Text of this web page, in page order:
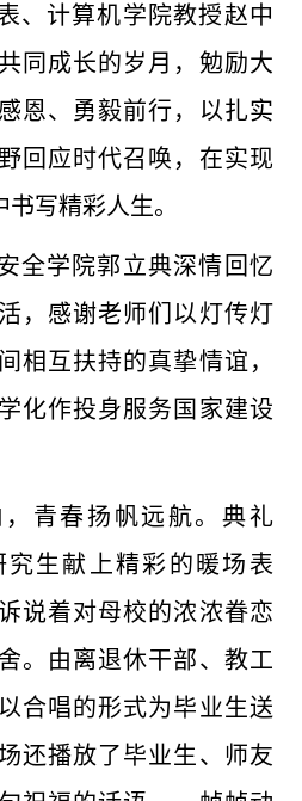
、计算机学院教授赵中
同成长的岁月，勉励大
恩、勇毅前行，以扎实
回应时代召唤，在实现
写精彩人生。
全学院郭立典深情回忆
，感谢老师们以灯传灯
相互扶持的真挚情谊，
化作投身服务国家建设
青春扬帆远航。典礼
究生献上精彩的暖场表
说着对母校的浓浓眷恋
。由离退休干部、教工
合唱的形式为毕业生送
还播放了毕业生、师友